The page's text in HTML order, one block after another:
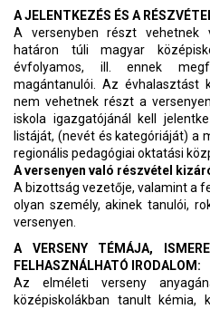
A JELENTKEZÉS ÉS A
A versenyben részt vehetnek
határon túli magyar
évfolyamos, ill. ennek
magántanulói. Az
nem vehetnek részt a
iskola igazgatójánál kell
listáját, (nevét és kategóriáját) a
regionális pedagógiai oktatási
A versenyen való részvétel
A bizottság vezetője, valamint a
olyan személy, akinek tanulói,
versenyen.
A VERSENY TÉMÁJA,
FELHASZNÁLHATÓ IRODALOM:
Az elméleti verseny
középiskolákban tanult kémia,